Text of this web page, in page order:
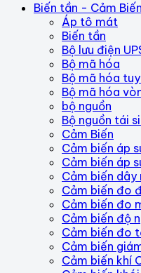
Biến tần - Cảm
Áp tô mát
Biến tần
Bộ lưu điện
Bộ mã hóa
Bộ mã hóa
Bộ mã hóa
bộ nguồn
Bộ nguồn tái
Cảm Biến
Cảm biến áp
Cảm biến áp
Cảm biến dây
Cảm biến đo
Cảm biến đo
Cảm biến độ
Cảm biến đo
Cảm biến
Cảm biến khí